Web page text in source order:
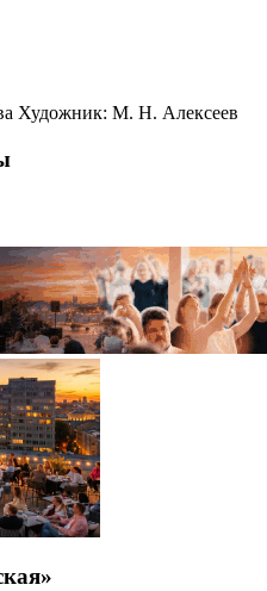
Художник: М. Н. Алексеев